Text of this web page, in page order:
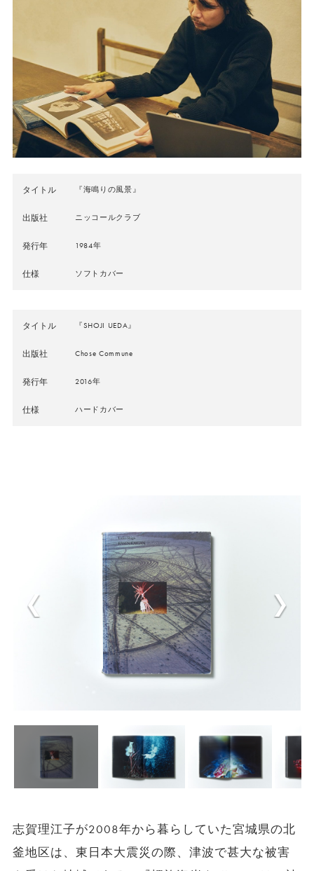
タイトル 『海鳴りの風景』
出版社 ニッコールクラブ
発行年 1984年
仕様 ソフトカバー
タイトル 『SHOJI UEDA』
出版社 Chose Commune
発行年 2016年
仕様 ハードカバー
志賀理江子が2008年から暮らしていた宮城県の北
釜地区は、東日本大震災の際、津波で甚大な被害